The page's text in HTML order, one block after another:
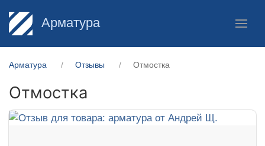
Арматура
Арматура Отзывы Отмостка
Отмостка